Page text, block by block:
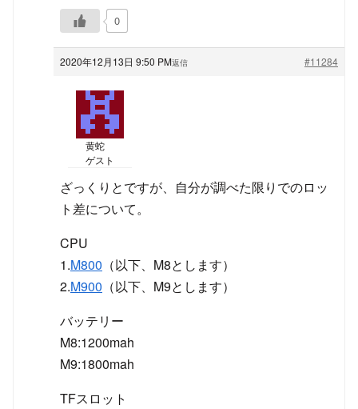
0
2020年12月13日 9:50 PM #11284
返信
黄蛇
ゲスト
ざっくりとですが、自分が調べた限りでのロッ
ト差について。
CPU
1.M800 （以下、M8とします）
2.M900 （以下、M9とします）
バッテリー
M8:1200mah
M9:1800mah
TFスロット